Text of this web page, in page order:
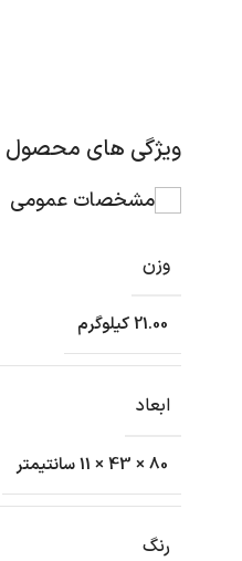
ویژگی های محصول
مشخصات عمومی
وزن
21.00 کیلوگرم
ابعاد
80 × 43 × 11 سانتیمتر
رنگ